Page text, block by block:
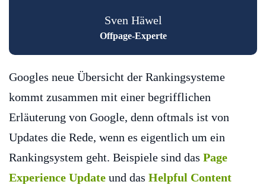
Sven Häwel
Offpage-Experte
Googles neue Übersicht der Rankingsysteme
kommt zusammen mit einer begrifflichen
Erläuterung von Google, denn oftmals ist von
Updates die Rede, wenn es eigentlich um ein
Rankingsystem geht. Beispiele sind das Page
Experience Update und das Helpful Content